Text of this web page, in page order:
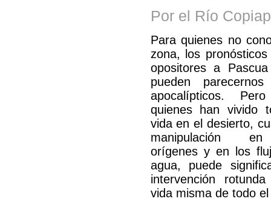
Por el Río
Para quienes no
zona, los
opositores a
pueden
apocalípticos.
quienes han vivido
vida en el desierto,
manipulación
orígenes y en los
agua, puede
intervención
vida misma de todo